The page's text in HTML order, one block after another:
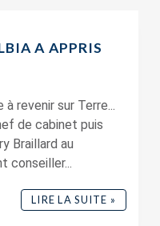
A APPRIS
revenir sur Terre...
de cabinet puis
Braillard au
conseiller...
LIRE LA SUITE »